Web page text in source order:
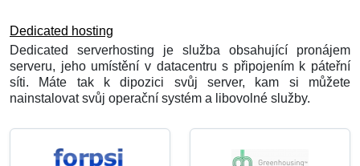
Dedicated hosting
Dedicated serverhosting je služba obsahující pronájem
serveru, jeho umístění v datacentru s připojením k páteřní
síti. Máte tak k dipozici svůj server, kam si můžete
nainstalovat svůj operační systém a libovolné služby.